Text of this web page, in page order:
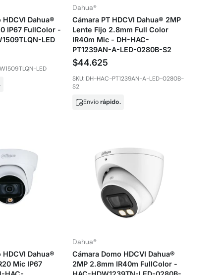
HDCVI Dahua®
IP67 FullColor -
LED
LED
Dahua®
Cámara PT HDCVI Dahua® 2MP
Lente Fijo 2.8mm Full Color
IR40m Mic - DH-HAC-
PT1239AN-A-LED-0280B-S2
$44.625
SKU: DH-HAC-PT1239AN-A-LED-0280B-
S2
Envíorápido.
HDCVI Dahua®
Mic IP67
Dahua®
Cámara Domo HDCVI Dahua®
2MP 2.8mm IR40m FullColor -